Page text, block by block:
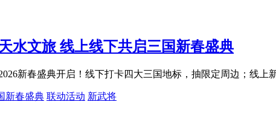
水文旅 线上线下共启三国新春盛典
新春盛典开启！线下打卡四大三国地标，抽限定周边；线上
新春盛典 联动活动 新武将